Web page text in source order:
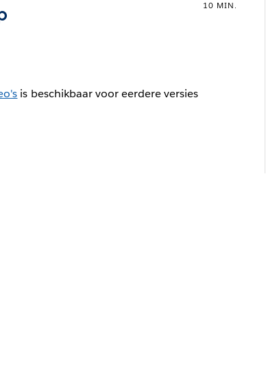
10 MIN.
is beschikbaar voor eerdere versies